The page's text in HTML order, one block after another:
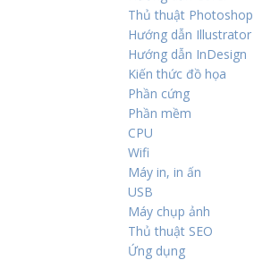
Thủ thuật Photoshop
Hướng dẫn Illustrator
Hướng dẫn InDesign
Kiến thức đồ họa
Phần cứng
Phần mềm
CPU
Wifi
Máy in, in ấn
USB
Máy chụp ảnh
Thủ thuật SEO
Ứng dụng